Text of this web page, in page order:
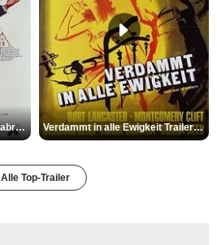
Charlie und die Schokoladenfabrik Trailer OV Verdammt in alle Ewigkeit Trailer OV
Alle Top-Trailer